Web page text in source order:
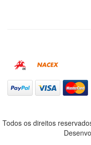
Todos os direitos